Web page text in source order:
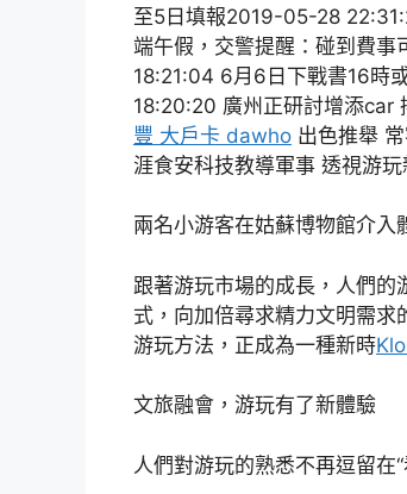
至5日填報2019-05-28
端午假，交警提醒：碰到費
18:21:04 6月6日下戰書16時
18:20:20 廣州正研討增添
豐 大戶卡 dawho 出色推舉
涯食安科技教導軍事 透視游
兩名小游客在姑蘇博物館介入
跟著游玩市場的成長，人們的
式，向加倍尋求精力文明需求
游玩方法，正成為一種新時
文旅融會，游玩有了新體驗
人們對游玩的熟悉不再逗留在